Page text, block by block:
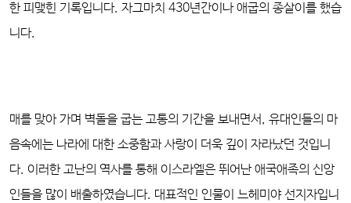
한 피맺힌 기록입니다. 자그마치 430년간이나 애굽의 종살이를 했습
니다.
매를 맞아 가며 벽돌을 굽는 고통의 기간을 보내면서, 유대인들의 마
음속에는 나라에 대한 소중함과 사랑이 더욱 깊이 자라났던 것입니
다. 이러한 고난의 역사를 통해 이스라엘은 뛰어난 애국애족의 신앙
인들을 많이 배출하였습니다. 대표적인 인물이 느헤미야 선지자입니